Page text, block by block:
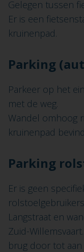
Gelegen tussen
Er is een
kruinenpad.
Parking
Parkeer op het
met de weg.
Wandel omhoog
kruinenpad
Parking
Er is geen
Langstraat en
Zuid-
brug door tot